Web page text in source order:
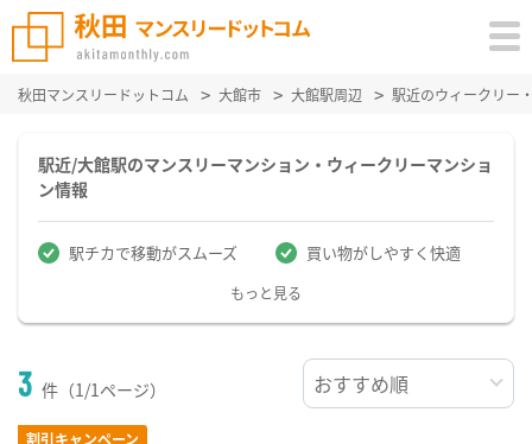
秋田マンスリードットコム 大館市 大館駅周辺 駅近のウィークリー
駅近/大館駅のマンスリーマンション・ウィークリーマンショ
ン情報
駅チカで移動がスムーズ 買い物がしやすく快適
もっと見る
3 件（1/1ページ）
割引キャンペーン